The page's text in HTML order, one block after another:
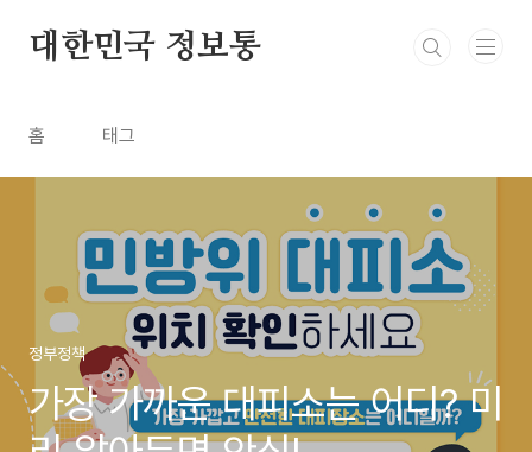
대한민국 정보통
홈 태그
정부정책
가장 가까운 대피소는 어디? 미